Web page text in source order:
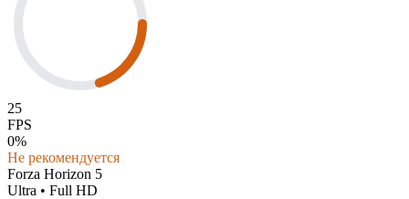
25
FPS
0%
Не рекомендуется
Forza Horizon 5
Ultra • Full HD